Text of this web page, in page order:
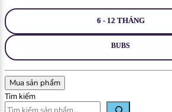
6 - 12 THÁNG
BUBS
Mua sản phẩm
Tìm kiếm